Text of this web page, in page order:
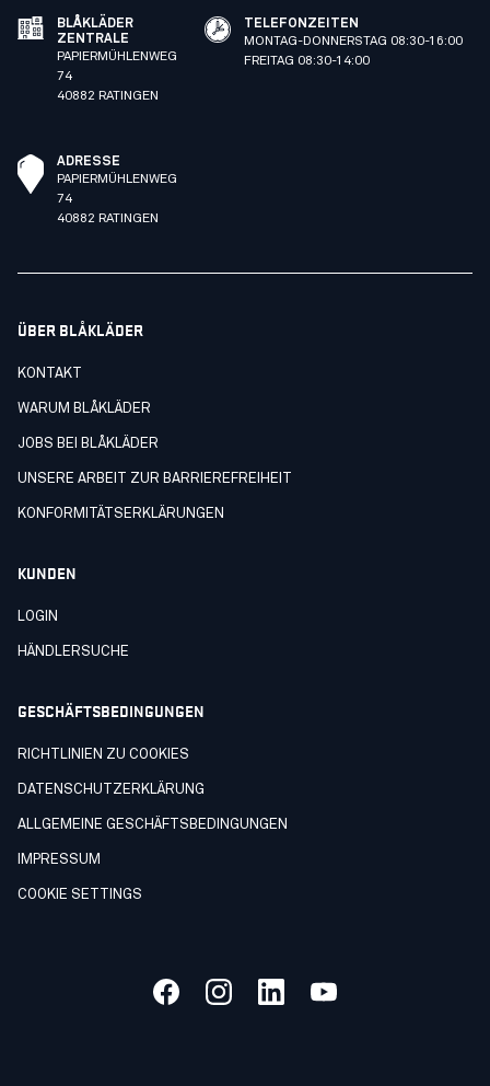
BLÅKLÄDER
ZENTRALE
PAPIERMÜHLENWEG
74
40882 RATINGEN
TELEFONZEITEN
MONTAG-DONNERSTAG 08:30-16:00
FREITAG 08:30-14:00
ADRESSE
PAPIERMÜHLENWEG
74
40882 RATINGEN
ÜBER BLÅKLÄDER
KONTAKT
WARUM BLÅKLÄDER
JOBS BEI BLÅKLÄDER
UNSERE ARBEIT ZUR BARRIEREFREIHEIT
KONFORMITÄTSERKLÄRUNGEN
KUNDEN
LOGIN
HÄNDLERSUCHE
GESCHÄFTSBEDINGUNGEN
RICHTLINIEN ZU COOKIES
DATENSCHUTZERKLÄRUNG
ALLGEMEINE GESCHÄFTSBEDINGUNGEN
IMPRESSUM
COOKIE SETTINGS